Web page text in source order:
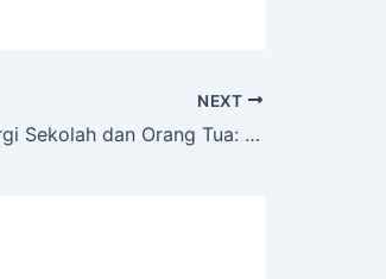
NEXT
[Sinergi Sekolah dan Orang Tua: Pertemuan Wali Murid Kelas X dengan SMA PGRI Purwoharjo]